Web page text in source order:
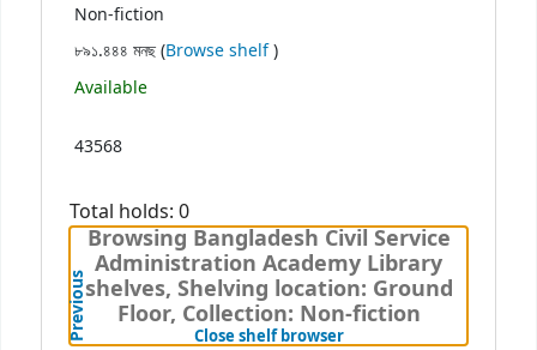
Non-fiction
৮৯১.৪৪৪ মনছ (Browse shelf(Opens below)
)
Available
43568
Total holds: 0
Browsing Bangladesh Civil Service
Administration Academy Library
shelves, Shelving location: Ground
Floor, Collection: Non-fiction
Close shelf browser(Hides shelf browser)
Previous